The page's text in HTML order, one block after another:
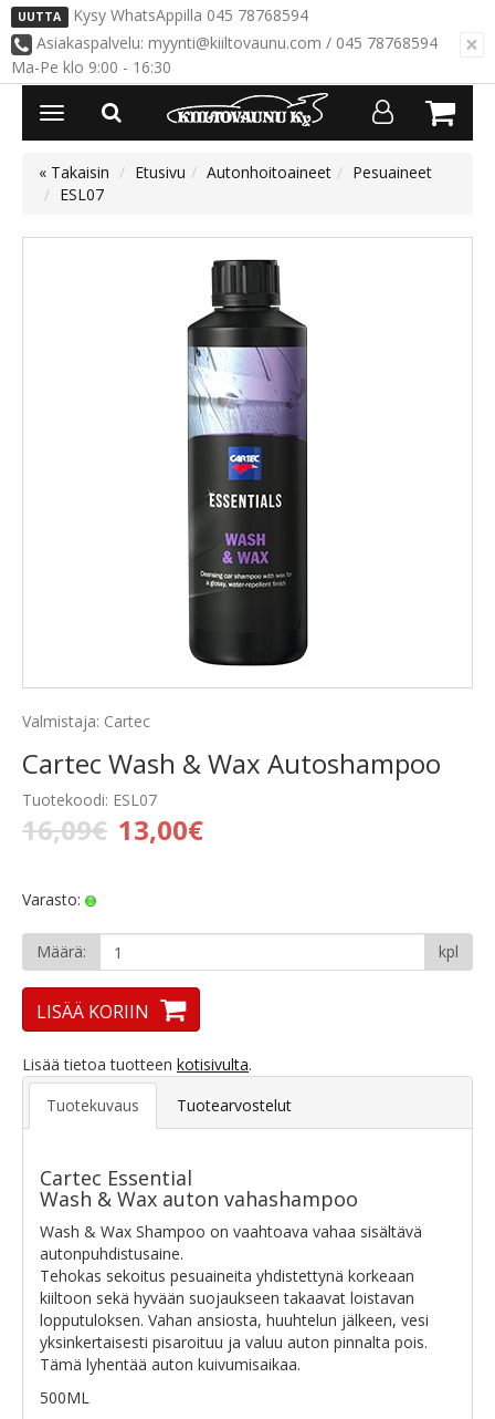
UUTTA Kysy WhatsAppilla 045 78768594
×
Asiakaspalvelu: myynti@kiiltovaunu.com / 045 78768594
Ma-Pe klo 9:00 - 16:30
Avaa/Sulje
valikko
« Takaisin Etusivu Autonhoitoaineet
Pesuaineet
ESL07
Valmistaja: Cartec
Cartec Wash & Wax Autoshampoo
Tuotekoodi: ESL07
16,09€ 13,00€
Varasto:
Määrä: kpl
LISÄÄ KORIIN
Lisää tietoa tuotteen kotisivulta.
Tuotekuvaus
Tuotearvostelut
Cartec Essential
Wash & Wax auton vahashampoo
Wash & Wax Shampoo on vaahtoava vahaa sisältävä
autonpuhdistusaine.
Tehokas sekoitus pesuaineita yhdistettynä korkeaan
kiiltoon sekä hyvään suojaukseen takaavat loistavan
lopputuloksen. Vahan ansiosta, huuhtelun jälkeen, vesi
yksinkertaisesti pisaroituu ja valuu auton pinnalta pois.
Tämä lyhentää auton kuivumisaikaa.
500ML